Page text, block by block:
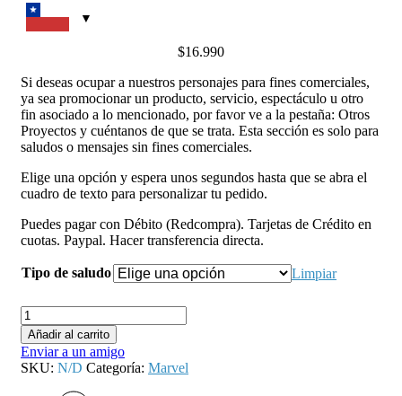
$16.990
Si deseas ocupar a nuestros personajes para fines comerciales,
ya sea promocionar un producto, servicio, espectáculo u otro
fin asociado a lo mencionado, por favor ve a la pestaña: Otros
Proyectos y cuéntanos de que se trata. Esta sección es solo para
saludos o mensajes sin fines comerciales.
Elige una opción y espera unos segundos hasta que se abra el
cuadro de texto para personalizar tu pedido.
Puedes pagar con Débito (Redcompra). Tarjetas de Crédito en
cuotas. Paypal. Hacer transferencia directa.
Tipo de saludo Limpiar
Cantidad
Añadir al carrito
Enviar a un amigo
SKU: N/D Categoría: Marvel